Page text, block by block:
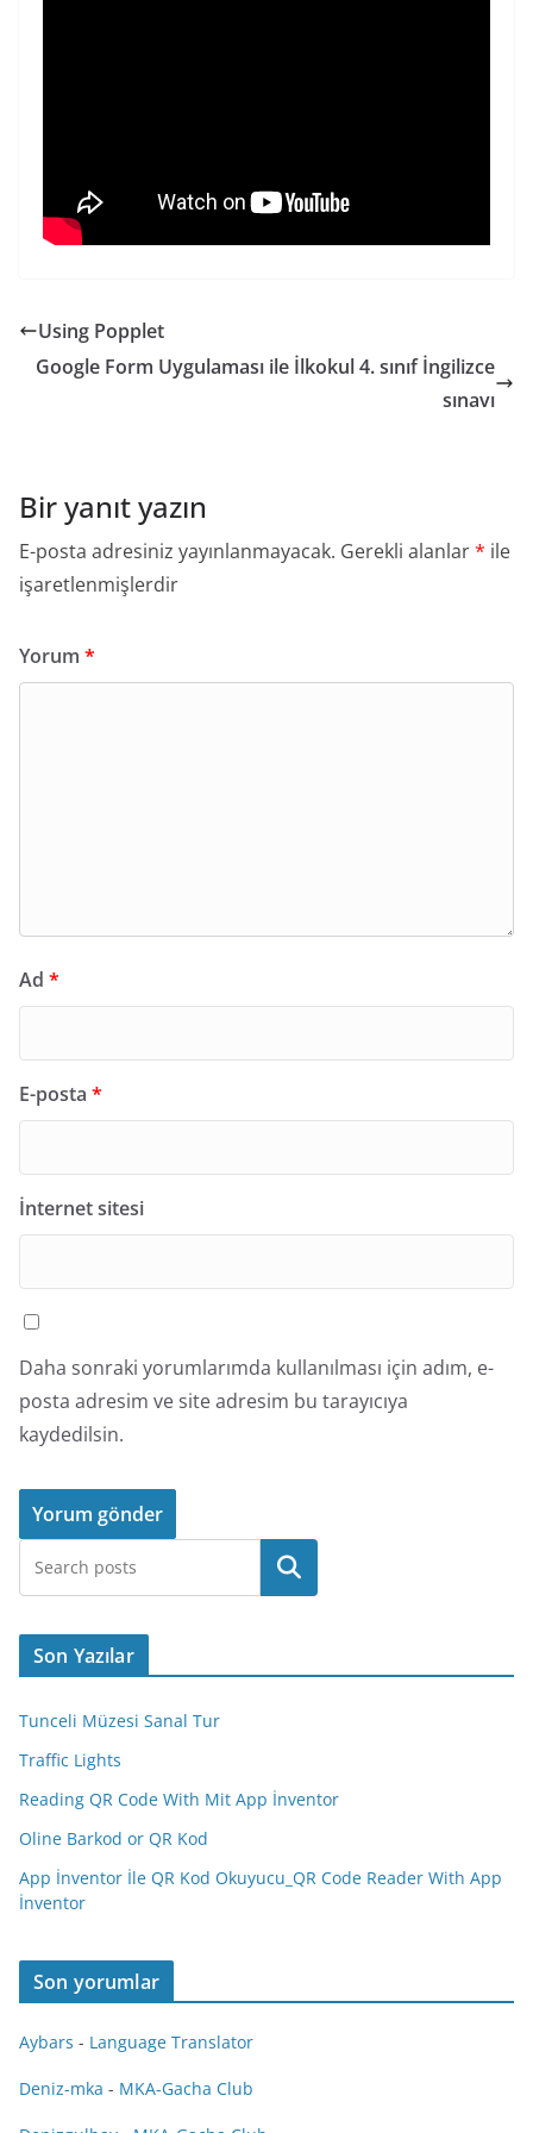
Using Popplet
Google Form Uygulaması ile İlkokul 4. sınıf İngilizce
sınavı
Bir yanıt yazın
E-posta adresiniz yayınlanmayacak. Gerekli alanlar* ile
işaretlenmişlerdir
Yorum *
Ad *
E-posta *
İnternet sitesi
Daha sonraki yorumlarımda kullanılması için adım, e-
posta adresim ve site adresim bu tarayıcıya
kaydedilsin.
Ara
Son Yazılar
Tunceli Müzesi Sanal Tur
Traffic Lights
Reading QR Code With Mit App İnventor
Oline Barkod or QR Kod
App İnventor İle QR Kod Okuyucu_QR Code Reader With App
İnventor
Son yorumlar
Aybars - Language Translator
Deniz-mka - MKA-Gacha Club